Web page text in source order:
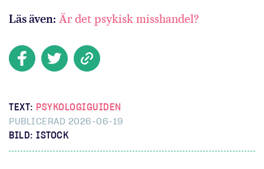
Läs även: Är det psykisk misshandel?
TEXT: PSYKOLOGIGUIDEN
PUBLICERAD 2026-06-19
BILD: ISTOCK